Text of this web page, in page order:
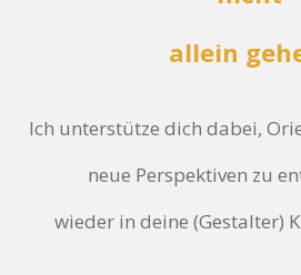
allein
Ich unterstütze dich dabei,
neue Perspektiven zu
wieder in deine (Gestalter)